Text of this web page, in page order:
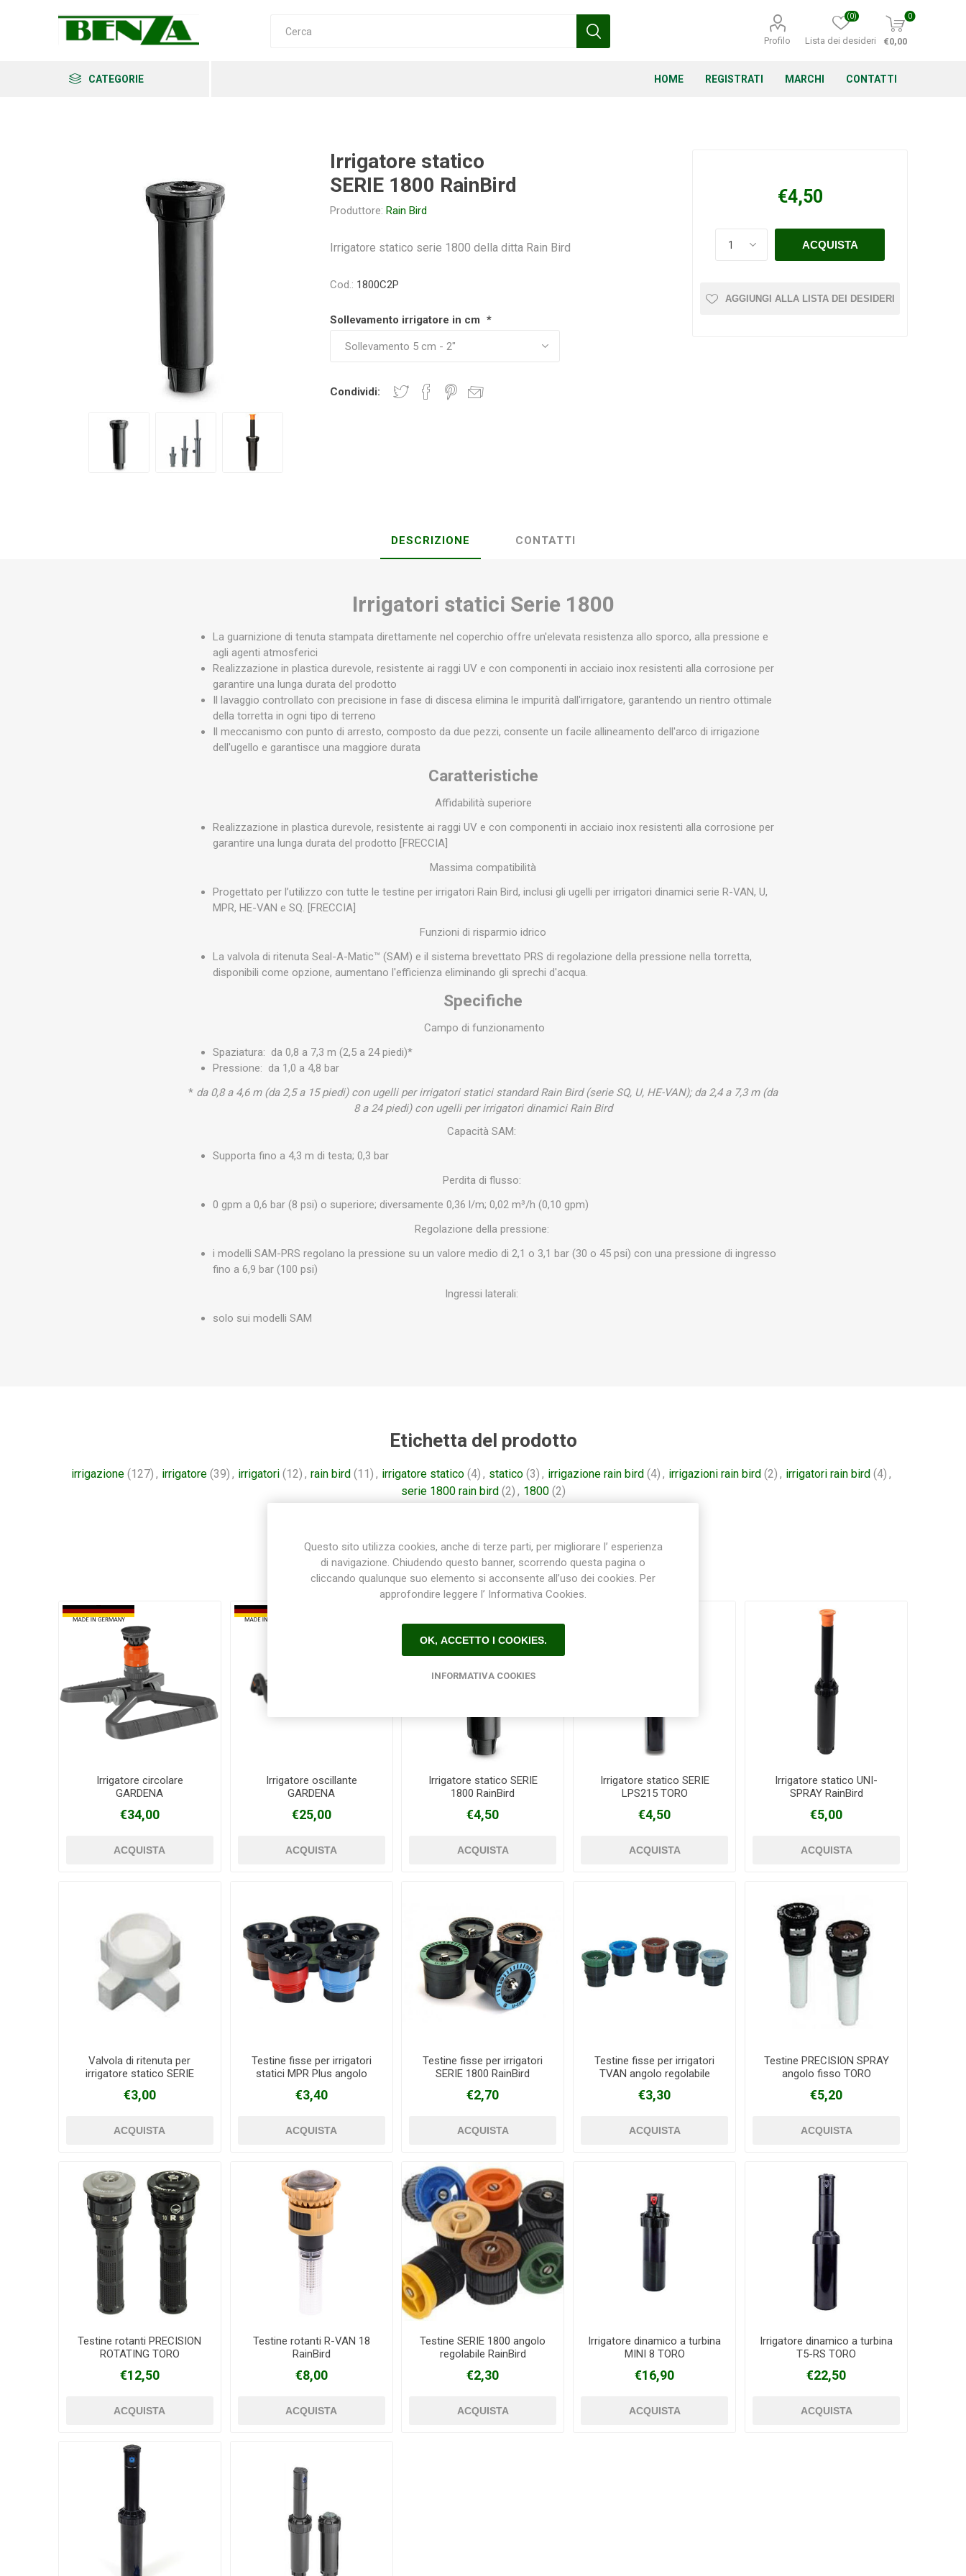
Profilo Lista dei desideri
(0) 0
€0,00
CATEGORIE HOME REGISTRATI MARCHI
Ars Benza Bottos Calpeda Echo
Mareva
CONTATTI
Irrigatore statico
SERIE 1800 RainBird
Produttore: Rain Bird
Irrigatore statico serie 1800 della ditta Rain Bird
Cod.: 1800C2P
Sollevamento irrigatore in cm *
Condividi:
€4,50
AGGIUNGI ALLA LISTA DEI DESIDERI
DESCRIZIONE CONTATTI
Irrigatori statici Serie 1800
La guarnizione di tenuta stampata direttamente nel coperchio offre un'elevata resistenza allo sporco, alla pressione e
agli agenti atmosferici
Realizzazione in plastica durevole, resistente ai raggi UV e con componenti in acciaio inox resistenti alla corrosione per
garantire una lunga durata del prodotto
Il lavaggio controllato con precisione in fase di discesa elimina le impurità dall'irrigatore, garantendo un rientro ottimale
della torretta in ogni tipo di terreno
Il meccanismo con punto di arresto, composto da due pezzi, consente un facile allineamento dell'arco di irrigazione
dell'ugello e garantisce una maggiore durata
Caratteristiche
Affidabilità superiore
Realizzazione in plastica durevole, resistente ai raggi UV e con componenti in acciaio inox resistenti alla corrosione per
garantire una lunga durata del prodotto [FRECCIA]
Massima compatibilità
Progettato per l’utilizzo con tutte le testine per irrigatori Rain Bird, inclusi gli ugelli per irrigatori dinamici serie R-VAN, U,
MPR, HE-VAN e SQ. [FRECCIA]
Funzioni di risparmio idrico
La valvola di ritenuta Seal-A-Matic™ (SAM) e il sistema brevettato PRS di regolazione della pressione nella torretta,
disponibili come opzione, aumentano l'efficienza eliminando gli sprechi d'acqua.
Specifiche
Campo di funzionamento
Spaziatura: da 0,8 a 7,3 m (2,5 a 24 piedi)*
Pressione: da 1,0 a 4,8 bar
* da 0,8 a 4,6 m (da 2,5 a 15 piedi) con ugelli per irrigatori statici standard Rain Bird (serie SQ, U, HE-VAN); da 2,4 a 7,3 m (da
8 a 24 piedi) con ugelli per irrigatori dinamici Rain Bird
Capacità SAM:
Supporta fino a 4,3 m di testa; 0,3 bar
Perdita di flusso:
0 gpm a 0,6 bar (8 psi) o superiore; diversamente 0,36 l/m; 0,02 m³/h (0,10 gpm)
Regolazione della pressione:
i modelli SAM-PRS regolano la pressione su un valore medio di 2,1 o 3,1 bar (30 o 45 psi) con una pressione di ingresso
fino a 6,9 bar (100 psi)
Ingressi laterali:
solo sui modelli SAM
Etichetta del prodotto
irrigazione (127) , irrigatore (39) , irrigatori (12) , rain bird (11) , irrigatore statico (4) , statico (3) , irrigazione rain bird (4) , irrigazioni rain bird (2) , irrigatori rain bird (4) ,
serie 1800 rain bird (2) , 1800 (2)
Prodotti correlati
Irrigatore circolare
GARDENA
€34,00
Irrigatore oscillante
GARDENA
€25,00
Irrigatore statico SERIE
1800 RainBird
€4,50
Irrigatore statico SERIE
LPS215 TORO
€4,50
Irrigatore statico UNI-
SPRAY RainBird
€5,00
Valvola di ritenuta per
irrigatore statico SERIE
€3,00
Testine fisse per irrigatori
statici MPR Plus angolo
€3,40
Testine fisse per irrigatori
SERIE 1800 RainBird
€2,70
Testine fisse per irrigatori
TVAN angolo regolabile
€3,30
Testine PRECISION SPRAY
angolo fisso TORO
€5,20
Testine rotanti PRECISION
ROTATING TORO
€12,50
Testine rotanti R-VAN 18
RainBird
€8,00
Testine SERIE 1800 angolo
regolabile RainBird
€2,30
Irrigatore dinamico a turbina
MINI 8 TORO
€16,90
Irrigatore dinamico a turbina
T5-RS TORO
€22,50
Questo sito utilizza cookies, anche di terze parti, per migliorare l’ esperienza
di navigazione. Chiudendo questo banner, scorrendo questa pagina o
cliccando qualunque suo elemento si acconsente all’uso dei cookies. Per
approfondire leggere l’ Informativa Cookies.
OK, ACCETTO I COOKIES.
INFORMATIVA COOKIES